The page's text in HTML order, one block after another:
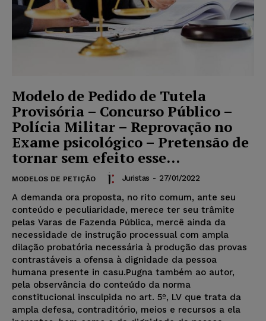
Modelo de Pedido de Tutela
Provisória – Concurso Público –
Polícia Militar – Reprovação no
Exame psicológico – Pretensão de
tornar sem efeito esse...
MODELOS DE PETIÇÃO Juristas - 27/01/2022
A demanda ora proposta, no rito comum, ante seu
conteúdo e peculiaridade, merece ter seu trâmite
pelas Varas de Fazenda Pública, mercê ainda da
necessidade de instrução processual com ampla
dilação probatória necessária à produção das provas
contrastáveis a ofensa à dignidade da pessoa
humana presente in casu.Pugna também ao autor,
pela observância do conteúdo da norma
constitucional insculpida no art. 5º, LV que trata da
ampla defesa, contraditório, meios e recursos a ela